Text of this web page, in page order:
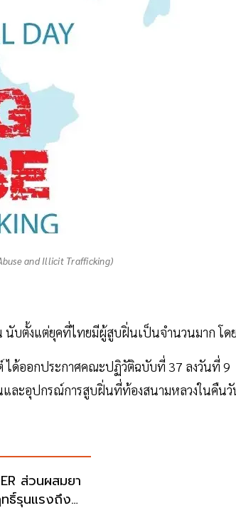
and Illicit Trafficking)
นับตั้งแต่ยุคที่ไทยมีผู้สูบฝิ่นเป็นจำนวนมาก โด
ด้ออกประกาศคณะปฏิวัติฉบับที่ 37 ลงวันที่ 9
และอุปกรณ์การสูบฝิ่นที่ท้องสนามหลวงในคืน
ส่วนผสมยา
ธิ์รุนแรงถึง